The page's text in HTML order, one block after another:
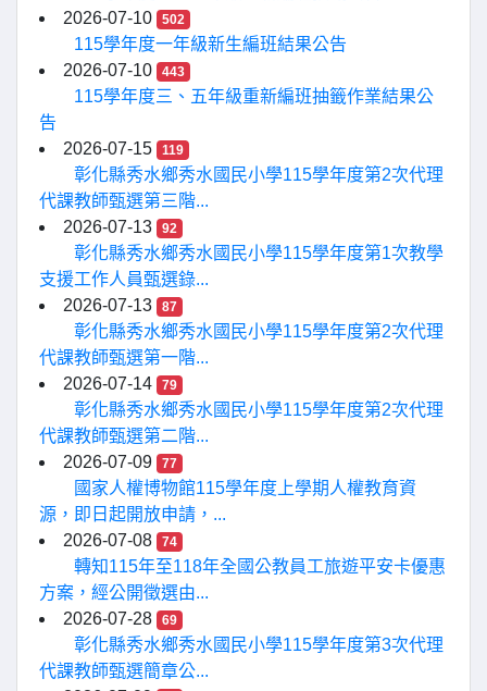
2026-07-10
502
115學年度一年級新生編班結果公告
2026-07-10
443
115學年度三、五年級重新編班抽籤作業結果公
告
2026-07-15
119
彰化縣秀水鄉秀水國民小學115學年度第2次代理
代課教師甄選第三階...
2026-07-13
92
彰化縣秀水鄉秀水國民小學115學年度第1次教學
支援工作人員甄選錄...
2026-07-13
87
彰化縣秀水鄉秀水國民小學115學年度第2次代理
代課教師甄選第一階...
2026-07-14
79
彰化縣秀水鄉秀水國民小學115學年度第2次代理
代課教師甄選第二階...
2026-07-09
77
國家人權博物館115學年度上學期人權教育資
源，即日起開放申請，...
2026-07-08
74
轉知115年至118年全國公教員工旅遊平安卡優惠
方案，經公開徵選由...
2026-07-28
69
彰化縣秀水鄉秀水國民小學115學年度第3次代理
代課教師甄選簡章公...